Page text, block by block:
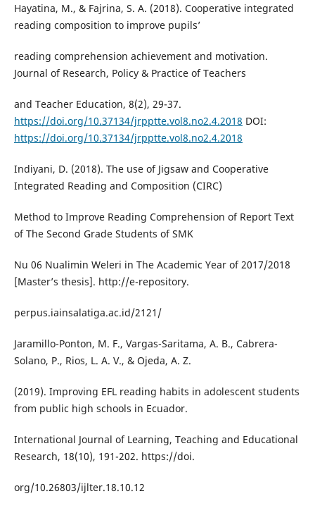
Hayatina, M., & Fajrina, S. A. (2018). Cooperative integrated
reading composition to improve pupils’
reading comprehension achievement and motivation.
Journal of Research, Policy & Practice of Teachers
and Teacher Education, 8(2), 29-37.
https://doi.org/10.37134/jrpptte.vol8.no2.4.2018 DOI:
https://doi.org/10.37134/jrpptte.vol8.no2.4.2018
Indiyani, D. (2018). The use of Jigsaw and Cooperative
Integrated Reading and Composition (CIRC)
Method to Improve Reading Comprehension of Report Text
of The Second Grade Students of SMK
Nu 06 Nualimin Weleri in The Academic Year of 2017/2018
[Master’s thesis]. http://e-repository.
perpus.iainsalatiga.ac.id/2121/
Jaramillo-Ponton, M. F., Vargas-Saritama, A. B., Cabrera-
Solano, P., Rios, L. A. V., & Ojeda, A. Z.
(2019). Improving EFL reading habits in adolescent students
from public high schools in Ecuador.
International Journal of Learning, Teaching and Educational
Research, 18(10), 191-202. https://doi.
org/10.26803/ijlter.18.10.12